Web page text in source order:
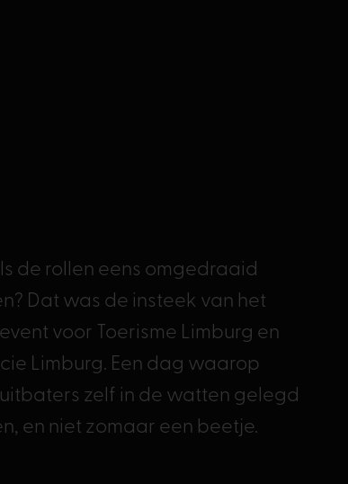
de rollen eens omgedraaid
Dat was de insteek van het
voor Toerisme Limburg en
Limburg. Een dag waarop
zelf in de watten gelegd
en niet zomaar een beetje.